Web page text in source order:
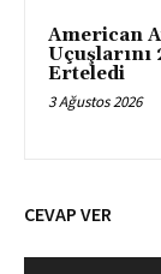
American
Uçuşlarını
Erteledi
3 Ağustos 2026
CEVAP VER